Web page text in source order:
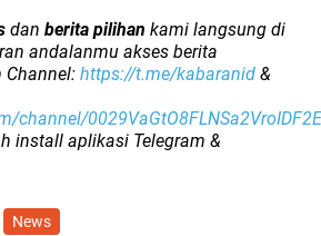
dan berita pilihan kami langsung di
andalanmu akses berita
Channel: https://t.me/kabaranid &
channel/0029VaGtO8FLNSa2VroIDF2E
install aplikasi Telegram &
News